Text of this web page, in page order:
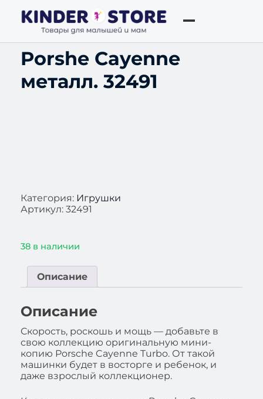
Porshe Cayenne
металл. 32491
Категория: Игрушки
Артикул: 32491
38 в наличии
Описание
Описание
Скорость, роскошь и мощь — добавьте в
свою коллекцию оригинальную мини-
копию Porsche Cayenne Turbo. От такой
машинки будет в восторге и ребенок, и
даже взрослый коллекционер.